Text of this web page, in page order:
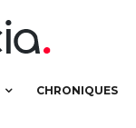
CHRONIQUES